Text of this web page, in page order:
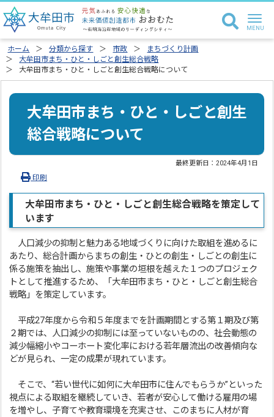
ホーム 分類から探す 市政
まちづくり計画
大牟田市まち・ひと・しごと創生総合戦略
大牟田市まち・ひと・しごと創生総合戦略について
大牟田市まち・ひと・しごと創生
総合戦略について
最終更新日：2024年4月1日
印刷
大牟田市まち・ひと・しごと創生総合戦略を策定して
います
人口減少の抑制と魅力ある地域づくりに向けた取組を進めるに
あたり、総合計画からまちの創生・ひとの創生・しごとの創生に
係る施策を抽出し、施策や事業の垣根を越えた１つのプロジェク
トとして推進するため、「大牟田市まち・ひと・しごと創生総合
戦略」を策定しています。
平成27年度から令和５年度までを計画期間とする第１期及び第
２期では、人口減少の抑制には至っていないものの、社会動態の
減少幅縮小やコーホート変化率における若年層流出の改善傾向な
どが見られ、一定の成果が現れています。
そこで、“若い世代に如何に大牟田市に住んでもらうか”といった
視点による取組を継続していき、若者が安心して働ける雇用の場
を増やし、子育てや教育環境を充実させ、このまちに人材が育